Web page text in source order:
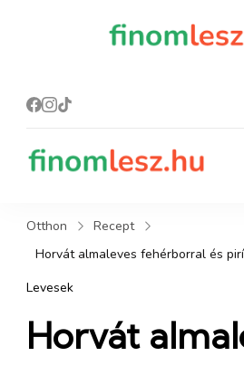
Otthon
Recept
Horvát almaleves fehérborral és
Levesek
Horvát